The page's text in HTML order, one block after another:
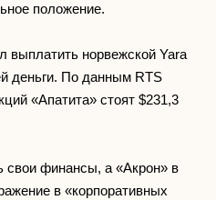
положение.
выплатить норвежской Yara
деньги. По данным RTS
«Апатита» стоят $231,3
свои финансы, а «Акрон» в
в «корпоративных